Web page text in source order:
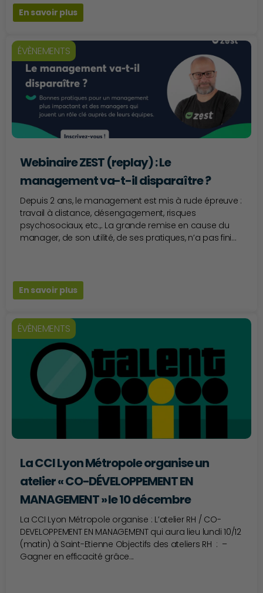
En savoir plus
ÉVÈNEMENTS
Webinaire ZEST (replay) : Le
management va-t-il disparaître ?
Depuis 2 ans, le management est mis à rude épreuve :
travail à distance, désengagement, risques
psychosociaux, etc.,. La grande remise en cause du
manager, de son utilité, de ses pratiques, n’a pas fini...
En savoir plus
ÉVÈNEMENTS
La CCI Lyon Métropole organise un
atelier « CO-DÉVELOPPEMENT EN
MANAGEMENT » le 10 décembre
La CCI Lyon Métropole organise : L’atelier RH / CO-
DEVELOPPEMENT EN MANAGEMENT qui aura lieu lundi 10/12
(matin) à Saint-Etienne Objectifs des ateliers RH : –
Gagner en efficacité grâce...